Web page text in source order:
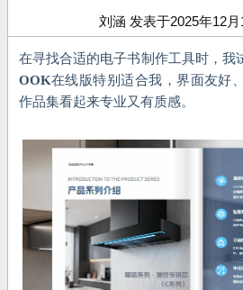
刘涵 发表于2025年12
在寻找合适的电子书制作工具时，我
OOK在线版特别适合我，界面友好
作品集看起来专业又有质感。